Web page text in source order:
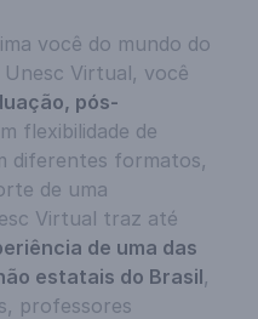
você do mundo do
Virtual, você
pós-
flexibilidade de
diferentes formatos,
de uma
Virtual traz até
de uma das
estatais do Brasil,
professores